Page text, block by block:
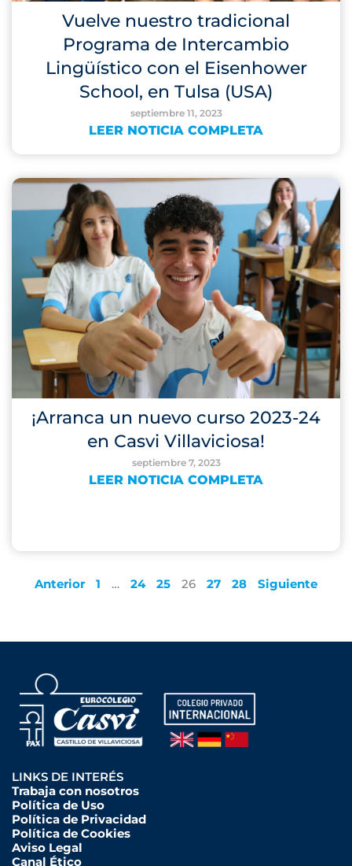
Vuelve nuestro tradicional
Programa de Intercambio
Lingüístico con el Eisenhower
School, en Tulsa (USA)
septiembre 11, 2023
LEER NOTICIA COMPLETA
¡Arranca un nuevo curso 2023-24
en Casvi Villaviciosa!
septiembre 7, 2023
LEER NOTICIA COMPLETA
Anterior 1 … 24 25 26 27 28 Siguiente
LINKS DE INTERÉS
Trabaja con nosotros
Política de Uso
Política de Privacidad
Política de Cookies
Aviso Legal
Canal Ético